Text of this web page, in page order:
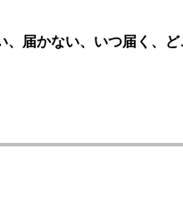
届かない、いつ届く、ど